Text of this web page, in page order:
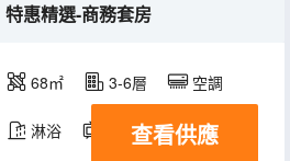
特惠精選-商務套房
68㎡ 3-6層 空調
淋浴 電視機
查看供應